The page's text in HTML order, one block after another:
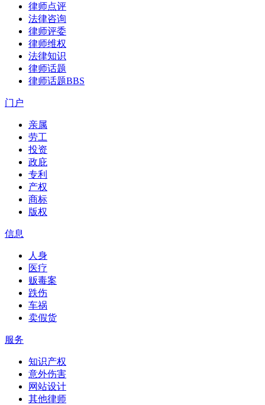
律师点评
法律咨询
律师评委
律师维权
法律知识
律师话题
律师话题BBS
门户
亲属
劳工
投资
政庇
专利
产权
商标
版权
信息
人身
医疗
贩毒案
跌伤
车祸
卖假货
服务
知识产权
意外伤害
网站设计
其他律师